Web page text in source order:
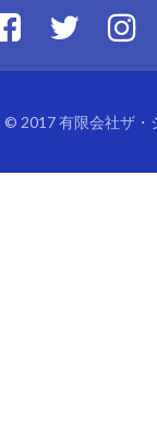
2017 有限会社ザ・